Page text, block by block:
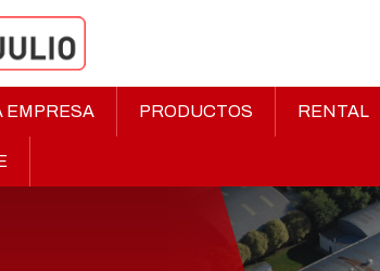
EMPRESA PRODUCTOS RENTAL